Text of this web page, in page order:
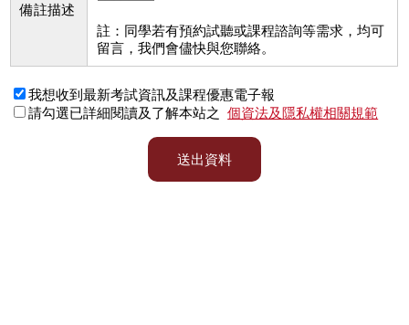
備註描述
註：同學若有預約試聽或課程諮詢等需求，均可
留言，我們會儘快與您聯絡。
我想收到最新考試資訊及課程優惠電子報
請勾選已詳細閱讀及了解本站之
個資法及隱私權相關規範
送出資料